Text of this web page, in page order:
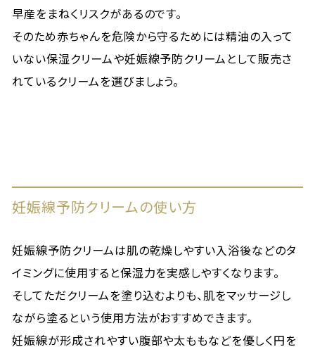
早産をまねくリスクがあるのです。
そのため赤ちゃんを危険から守るためには精油の入って
いない保湿クリームや妊娠線予防クリームとして販売さ
れているクリームを選びましょう。
妊娠線予防クリームの使い方
妊娠線予防クリームは肌の乾燥しやすい入浴後などのタ
イミングに使用すると保湿力を実感しやすくなります。
そしてただクリームを塗り込むよりも、肌をマッサージし
ながら塗るという使用方法がおすすめできます。
妊娠線が形成されやすい腹部や太ももなどを優しく円を